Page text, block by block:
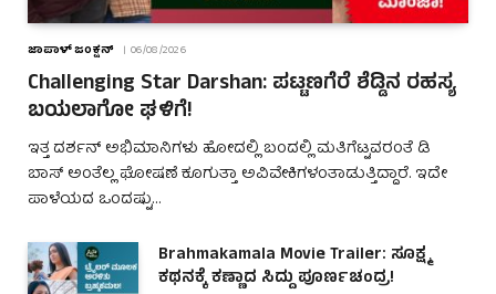
ಜಾಪಾಳ್ ಜಂಕ್ಷನ್ 06/08/2026
Challenging Star Darshan: ಪಟ್ಟಣಗೆರೆ ಶೆಡ್ಡಿನ ರಹಸ್ಯ
ಬಯಲಾಗೋ ಘಳಿಗೆ!
ಇತ್ತ ದರ್ಶನ್ ಅಭಿಮಾನಿಗಳು ಹೋದಲ್ಲಿ ಬಂದಲ್ಲಿ ಮತಿಗೆಟ್ಟವರಂತೆ ಡಿ
ಬಾಸ್ ಅಂತೆಲ್ಲ ಘೋಷಣೆ ಕೂಗುತ್ತಾ ಅವಿವೇಕಿಗಳಂತಾಡುತ್ತಿದ್ದಾರೆ. ಇದೇ
ಪಾಳೆಯದ ಒಂದಷ್ಟು…
Brahmakamala Movie Trailer: ಸೂಕ್ಷ್ಮ
ಕಥನಕ್ಕೆ ಕಣ್ಣಾದ ಸಿದ್ದು ಪೂರ್ಣಚಂದ್ರ!